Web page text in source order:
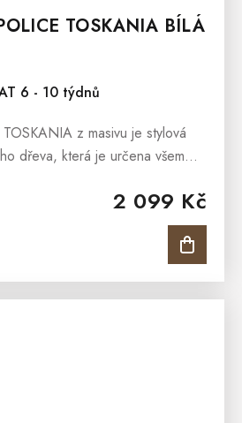
TOSKANIA BÍLÁ
6 - 10 týdnů
2 099 Kč
z masivu je stylová
dřeva, která je určena všem